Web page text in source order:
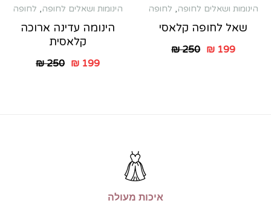
הינומות ושאלים לחופה, לחופה
שאל לחופה קלאסי
₪250 ₪199
הינומות ושאלים לחופה, לחופה
הינומה עדינה ארוכה
קלאסית
₪250 ₪199
איכות מעולה